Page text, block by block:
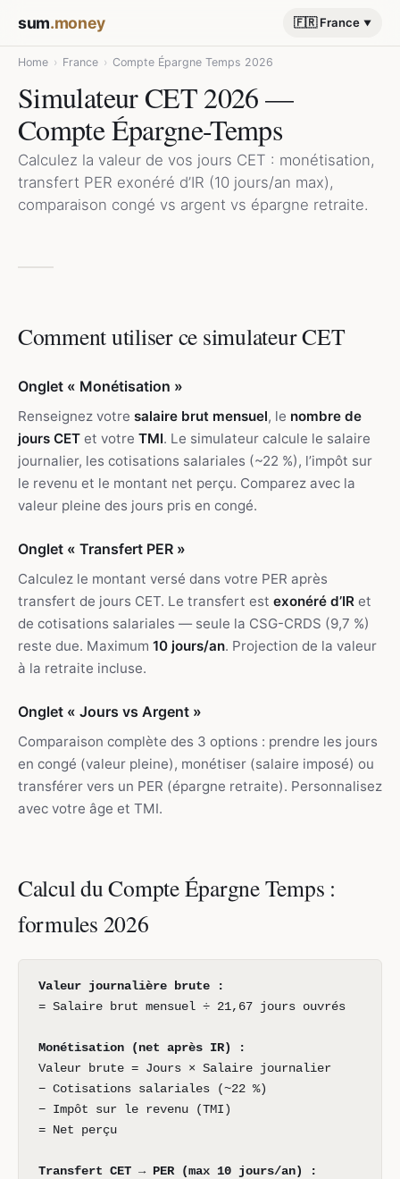
sum.money 🇫🇷 France
Home › France › Compte Épargne Temps 2026
Simulateur CET 2026 —
Compte Épargne-Temps
Calculez la valeur de vos jours CET : monétisation,
transfert PER exonéré d’IR (10 jours/an max),
comparaison congé vs argent vs épargne retraite.
Comment utiliser ce simulateur CET
Onglet « Monétisation »
Renseignez votre salaire brut mensuel, le nombre de
jours CET et votre TMI. Le simulateur calcule le salaire
journalier, les cotisations salariales (~22 %), l’impôt sur
le revenu et le montant net perçu. Comparez avec la
valeur pleine des jours pris en congé.
Onglet « Transfert PER »
Calculez le montant versé dans votre PER après
transfert de jours CET. Le transfert est exonéré d’IR et
de cotisations salariales — seule la CSG-CRDS (9,7 %)
reste due. Maximum 10 jours/an. Projection de la valeur
à la retraite incluse.
Onglet « Jours vs Argent »
Comparaison complète des 3 options : prendre les jours
en congé (valeur pleine), monétiser (salaire imposé) ou
transférer vers un PER (épargne retraite). Personnalisez
avec votre âge et TMI.
Calcul du Compte Épargne Temps :
formules 2026
Valeur journalière brute :
= Salaire brut mensuel ÷ 21,67 jours ouvrés
Monétisation (net après IR) :
Valeur brute = Jours × Salaire journalier
− Cotisations salariales (~22 %)
− Impôt sur le revenu (TMI)
= Net perçu
Transfert CET → PER (max 10 jours/an) :